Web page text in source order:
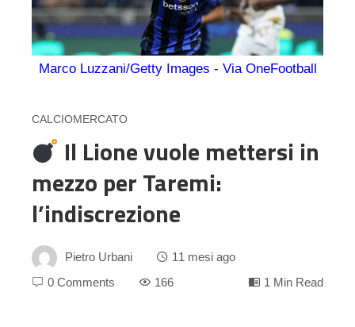
Marco Luzzani/Getty Images - Via OneFootball
CALCIOMERCATO
Il Lione vuole mettersi in
mezzo per Taremi:
l’indiscrezione
Pietro Urbani
11 mesi ago
0 Comments
166 1 Min Read